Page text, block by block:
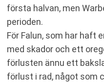
första halvan, men
perioden.
För Falun, som har haft
med skador och ett
förlusten ännu ett
förlust i rad, något som